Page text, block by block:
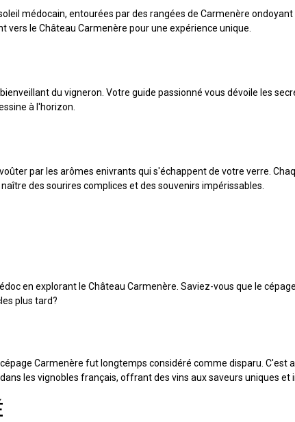
médocain, entourées par des rangées de Carmenère
le Château Carmenère pour une expérience unique.
du vigneron. Votre guide passionné vous dévoile les
à l'horizon.
par les arômes enivrants qui s'échappent de votre verre.
des sourires complices et des souvenirs impérissables.
en explorant le Château Carmenère. Saviez-vous que le
plus tard?
Carmenère fut longtemps considéré comme disparu. C'est
les vignobles français, offrant des vins aux saveurs uniques et